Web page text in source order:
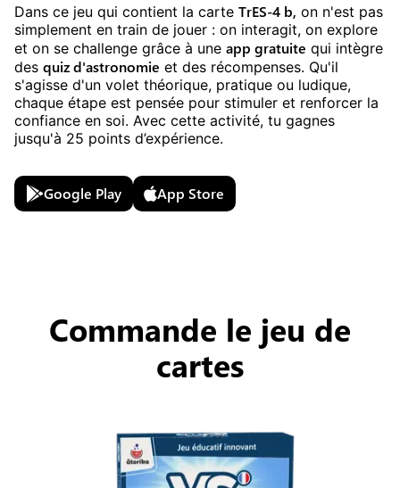
Dans ce jeu qui contient la carte TrES-4 b, on n'est pas
simplement en train de jouer : on interagit, on explore
et on se challenge grâce à une app gratuite qui intègre
des quizd'astronomie et des récompenses. Qu'il
s'agisse d'un volet théorique, pratique ou ludique,
chaque étape est pensée pour stimuler et renforcer la
confiance en soi. Avec cette activité, tu gagnes
jusqu'à 25 points d’expérience.
Google Play App Store
Commande le jeu de
cartes